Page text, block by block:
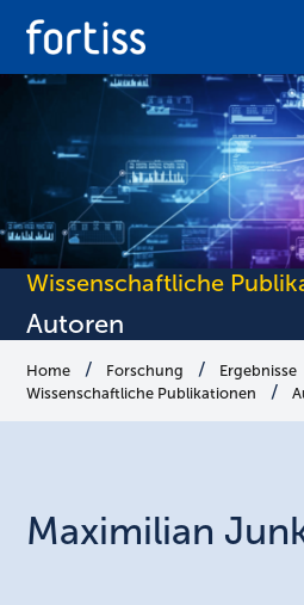
Wissenschaftliche
Autoren
Home Forschung
Ergebnisse
Wissenschaftliche Publikationen
Maximilian